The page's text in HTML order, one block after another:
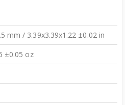
mm / 3.39x3.39x1.22 ±0.02 in
±0.05 oz